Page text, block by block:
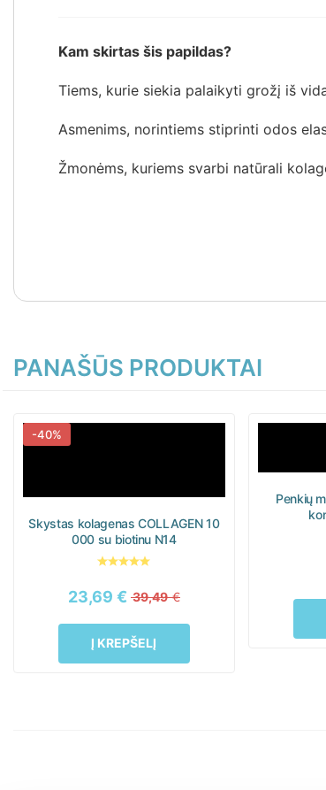
Kam skirtas šis papildas?
Tiems, kurie siekia palaikyti grožį iš
Asmenims, norintiems stiprinti odos
Žmonėms, kuriems svarbi natūrali
PANAŠŪS PRODUKTAI
-40%
Skystas kolagenas COLLAGEN 10
000 su biotinu N14
39,49€
23,69 €
Į KREPŠELĮ
Penkių